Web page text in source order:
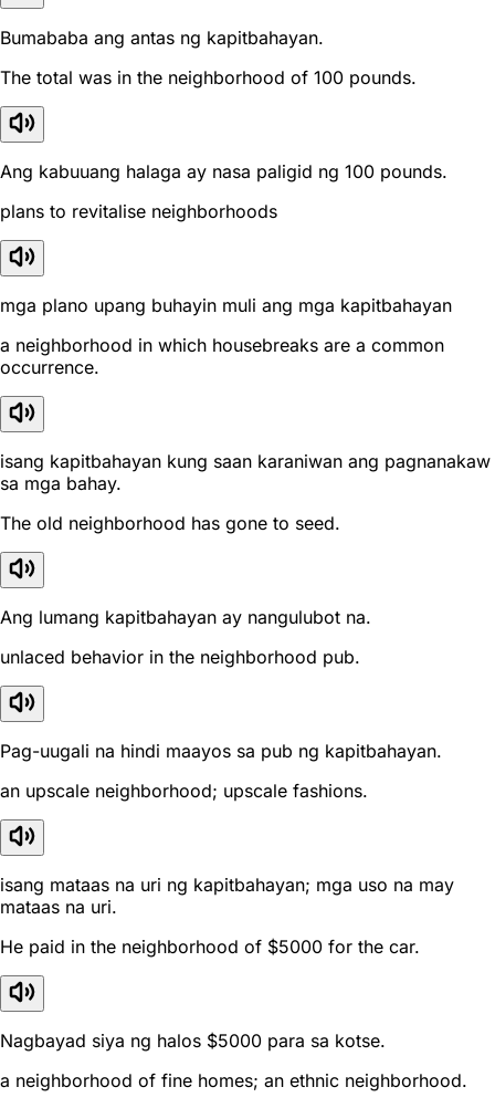
Bumababa ang antas ng kapitbahayan.
The total was in the neighborhood of 100 pounds.
Ang kabuuang halaga ay nasa paligid ng 100 pounds.
plans to revitalise neighborhoods
mga plano upang buhayin muli ang mga kapitbahayan
a neighborhood in which housebreaks are a common
occurrence.
isang kapitbahayan kung saan karaniwan ang pagnanakaw
sa mga bahay.
The old neighborhood has gone to seed.
Ang lumang kapitbahayan ay nangulubot na.
unlaced behavior in the neighborhood pub.
Pag-uugali na hindi maayos sa pub ng kapitbahayan.
an upscale neighborhood; upscale fashions.
isang mataas na uri ng kapitbahayan; mga uso na may
mataas na uri.
He paid in the neighborhood of $5000 for the car.
Nagbayad siya ng halos $5000 para sa kotse.
a neighborhood of fine homes; an ethnic neighborhood.